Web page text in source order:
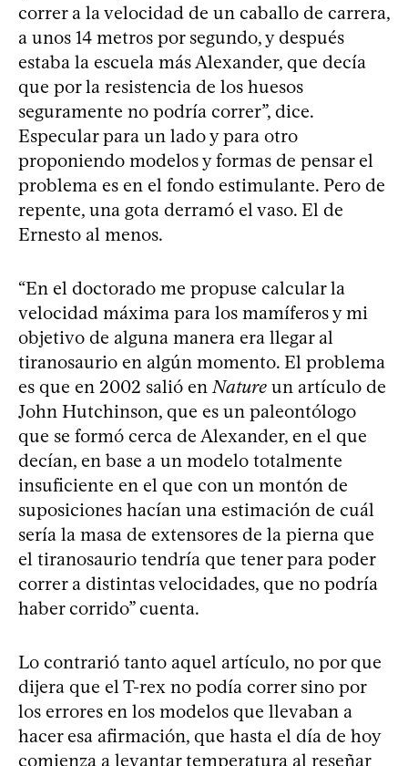
correr a la velocidad de un caballo de carrera,
a unos 14 metros por segundo, y después
estaba la escuela más Alexander, que decía
que por la resistencia de los huesos
seguramente no podría correr”, dice.
Especular para un lado y para otro
proponiendo modelos y formas de pensar el
problema es en el fondo estimulante. Pero de
repente, una gota derramó el vaso. El de
Ernesto al menos.
“En el doctorado me propuse calcular la
velocidad máxima para los mamíferos y mi
objetivo de alguna manera era llegar al
tiranosaurio en algún momento. El problema
es que en 2002 salió en Nature un artículo de
John Hutchinson, que es un paleontólogo
que se formó cerca de Alexander, en el que
decían, en base a un modelo totalmente
insuficiente en el que con un montón de
suposiciones hacían una estimación de cuál
sería la masa de extensores de la pierna que
el tiranosaurio tendría que tener para poder
correr a distintas velocidades, que no podría
haber corrido” cuenta.
Lo contrarió tanto aquel artículo, no por que
dijera que el T-rex no podía correr sino por
los errores en los modelos que llevaban a
hacer esa afirmación, que hasta el día de hoy
comienza a levantar temperatura al reseñar